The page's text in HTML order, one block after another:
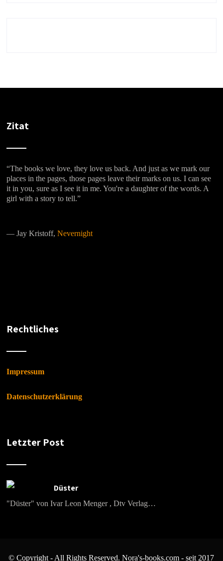
Zitat
“The books we love, they love us back. And just as we mark our
places in the pages, those pages leave their marks on us. I can see
it in you, sure as I see it in me. You're a daughter of the words. A
girl with a story to tell.”
―Jay Kristoff,Nevernight
Rechtliches
Impressum
Datenschutzerklärung
Letzter Post
Düster
"Düster" von Ivar Leon Menger , Dtv Verlag…
© Copyright - All Rights Reserved. Nora's-books.com - seit 2017